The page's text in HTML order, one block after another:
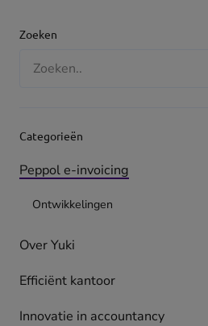
Filters
Zoeken
Categorieën
Peppol e-invoicing
Ontwikkelingen
Over Yuki
Efficiënt kantoor
Innovatie in accountancy